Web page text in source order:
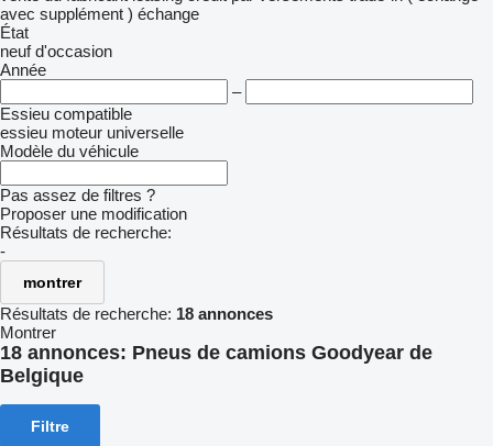
avec supplément ) échange
État
neuf d'occasion
Année
–
Essieu compatible
essieu moteur universelle
Modèle du véhicule
Pas assez de filtres ?
Proposer une modification
Résultats de recherche:
-
montrer
Résultats de recherche: 18 annonces
Montrer
18 annonces: Pneus de camions Goodyear de
Belgique
Filtre